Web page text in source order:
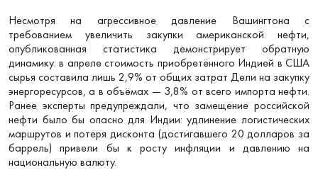
Несмотря на агрессивное давление Вашингтона с
требованием увеличить закупки американской нефти,
опубликованная статистика демонстрирует обратную
динамику: в апреле стоимость приобретённого Индией в США
сырья составила лишь 2,9% от общих затрат Дели на закупку
энергоресурсов, а в объёмах — 3,8% от всего импорта нефти.
Ранее эксперты предупреждали, что замещение российской
нефти было бы опасно для Индии: удлинение логистических
маршрутов и потеря дисконта (достигавшего 20 долларов за
баррель) привели бы к росту инфляции и давлению на
национальную валюту.